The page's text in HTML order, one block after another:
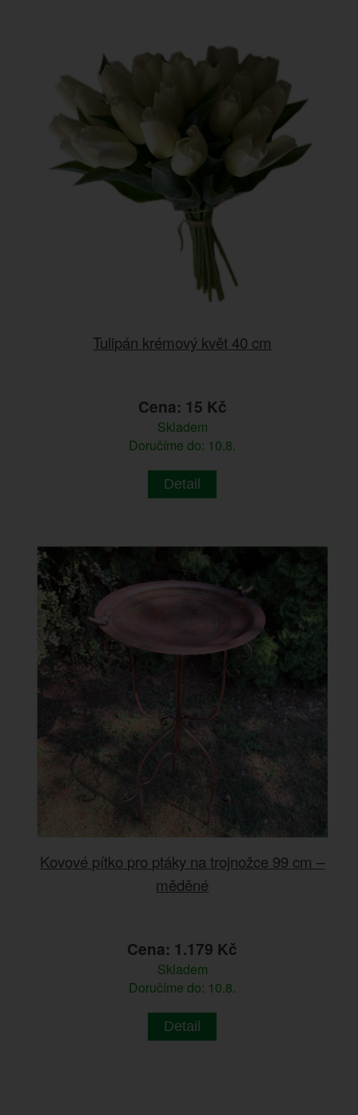
Tulipán krémový květ 40 cm
Cena: 15 Kč
Skladem
Doručíme do: 10.8.
Detail
Kovové pítko pro ptáky na trojnožce 99 cm –
měděné
Cena: 1.179 Kč
Skladem
Doručíme do: 10.8.
Detail